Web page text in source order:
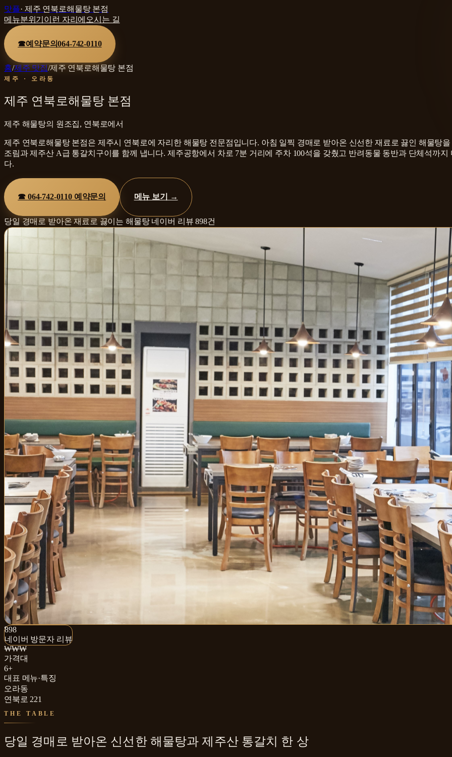
맛플· 제주 연북로해물탕 본점
메뉴분위기 이런 자리에 오시는 길
☎예약문의064-742-0110
홈/제주 맛집/제주 연북로해물탕 본점
제주 · 오라동
제주 연북로해물탕 본점
제주 해물탕의 원조집, 연북로에서
제주 연북로해물탕 본점은 제주시 연북로에 자리한 해물탕 전문점입니다. 아침 일찍 경매로 받아온 신선한 재료로 끓인 해물탕
조림과 제주산 A급 통갈치구이를 함께 냅니다. 제주공항에서 차로 7분 거리에 주차 100석을 갖췄고 반려동물 동반과 단체석까
다.
☎ 064-742-0110예약문의 메뉴 보기 →
당일 경매로 받아온 재료로 끓이는 해물탕네이버 리뷰898건
898
네이버 방문자 리뷰
898+
네이버 방문자 리뷰
₩₩₩
가격대
6+
대표 메뉴·특징
오라동
연북로 221
THE TABLE
당일 경매로 받아온 신선한 해물탕과 제주산 통갈치 한 상